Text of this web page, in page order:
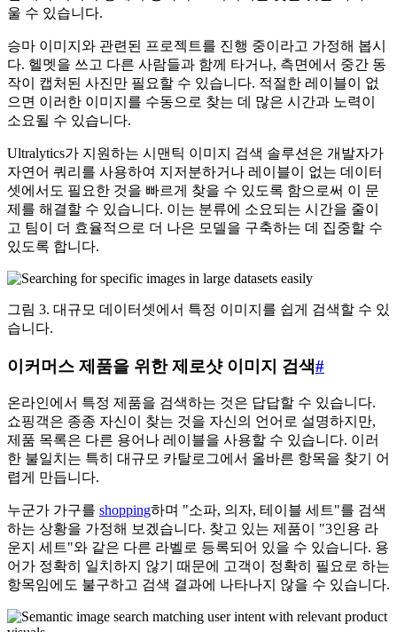
울 수 있습니다.
승마 이미지와 관련된 프로젝트를 진행 중이라고 가정해 봅시
다. 헬멧을 쓰고 다른 사람들과 함께 타거나, 측면에서 중간 동
작이 캡처된 사진만 필요할 수 있습니다. 적절한 레이블이 없
으면 이러한 이미지를 수동으로 찾는 데 많은 시간과 노력이
소요될 수 있습니다.
Ultralytics가 지원하는 시맨틱 이미지 검색 솔루션은 개발자가
자연어 쿼리를 사용하여 지저분하거나 레이블이 없는 데이터
셋에서도 필요한 것을 빠르게 찾을 수 있도록 함으로써 이 문
제를 해결할 수 있습니다. 이는 분류에 소요되는 시간을 줄이
고 팀이 더 효율적으로 더 나은 모델을 구축하는 데 집중할 수
있도록 합니다.
그림 3. 대규모 데이터셋에서 특정 이미지를 쉽게 검색할 수 있
습니다.
이커머스 제품을 위한 제로샷 이미지 검색#
온라인에서 특정 제품을 검색하는 것은 답답할 수 있습니다.
쇼핑객은 종종 자신이 찾는 것을 자신의 언어로 설명하지만,
제품 목록은 다른 용어나 레이블을 사용할 수 있습니다. 이러
한 불일치는 특히 대규모 카탈로그에서 올바른 항목을 찾기 어
렵게 만듭니다.
누군가 가구를 shopping하며 "소파, 의자, 테이블 세트"를 검색
하는 상황을 가정해 보겠습니다. 찾고 있는 제품이 "3인용 라
운지 세트"와 같은 다른 라벨로 등록되어 있을 수 있습니다. 용
어가 정확히 일치하지 않기 때문에 고객이 정확히 필요로 하는
항목임에도 불구하고 검색 결과에 나타나지 않을 수 있습니다.